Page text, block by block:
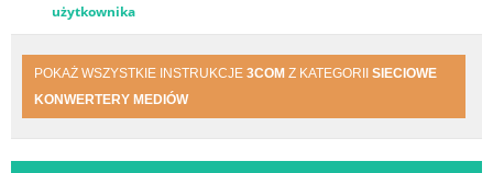
użytkownika
POKAŻ WSZYSTKIE INSTRUKCJE 3COM Z KATEGORII SIECIOWE
KONWERTERY MEDIÓW